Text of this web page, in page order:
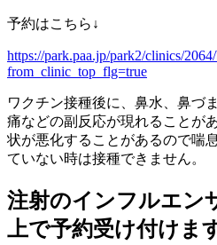
予約はこちら↓
https://park.paa.jp/park2/clinics/2064/
from_clinic_top_flg=true
ワクチン接種後に、鼻水、鼻づ
痛などの副反応が現れることが
状が悪化することがあるので喘
ていない時は接種できません。
注射のインフルエン
上で予約受け付けま